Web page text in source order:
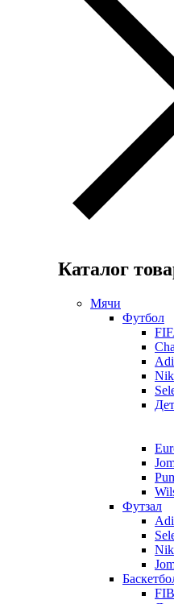
Каталог
Мячи
Футбол
Футзал